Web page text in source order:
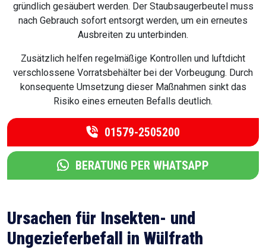
gründlich gesäubert werden. Der Staubsaugerbeutel muss
nach Gebrauch sofort entsorgt werden, um ein erneutes
Ausbreiten zu unterbinden.
Zusätzlich helfen regelmäßige Kontrollen und luftdicht
verschlossene Vorratsbehälter bei der Vorbeugung. Durch
konsequente Umsetzung dieser Maßnahmen sinkt das
Risiko eines erneuten Befalls deutlich.
01579-2505200
BERATUNG PER WHATSAPP
Ursachen für Insekten- und
Ungezieferbefall in Wülfrath